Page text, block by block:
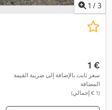
1 / 3
‏1 €
سعر ثابت بالإضافة إلى ضريبة القيمة
المضافة
(‏1 € إجمالي)